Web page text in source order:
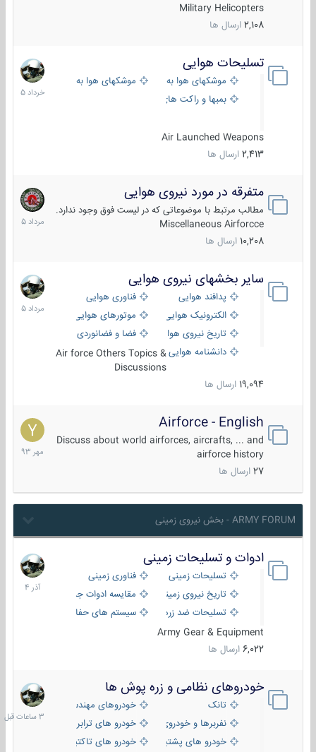
Military Helicopters
2,108 ارسال ها
تسلیحات هوایی
موشکهای هوا به هوا
موشکهای هوا به سطح
بمبها و راکت های هوایی
Air Launched Weapons
2,413 ارسال ها
30
خرداد
1405
متفرقه در مورد نیروی هوایی
مطالب مرتبط با موضوعاتی که در لیست فوق وجود ندارد.
Miscellaneous Airforcce
10,208 ارسال ها
7
مرداد
1405
سایر بخشهای نیروی هوایی
پدافند هوایی
فناوری هوایی
الکترونیک هوایی
موتورهای هوایی
تاریخ نیروی هوایی
فضا و فضانوردی
دانشنامه هواییAir force Others Topics &
Discussions
19,094 ارسال ها
2
مرداد
1405
Airforce - English
Discuss about world airforces, aircrafts, ... and
airforce history
27 ارسال ها
15
مهر
1393
ARMY FORUM - بخش نیروی زمینی
ادوات و تسلیحات زمینی
تسلیحات زمینی
فناوری زمینی
تاریخ نیروی زمینی
مقایسه ادوات جنگی
تسلیحات ضد زره
سیستم های حفاظت فعال
Army Gear & Equipment
6,022 ارسال ها
21
آذر
1404
خودروهای نظامی و زره پوش ها
تانک
خودروهای مهندسی
نفربرها و خودروی های رزمی پیاده نظام
خودرو های ترابری نظامی
خودرو های پشتیبانی آتش ، شناسایی و ضد تانک
خودرو های تاکتیکی نظامی
3
ساعات
قبل